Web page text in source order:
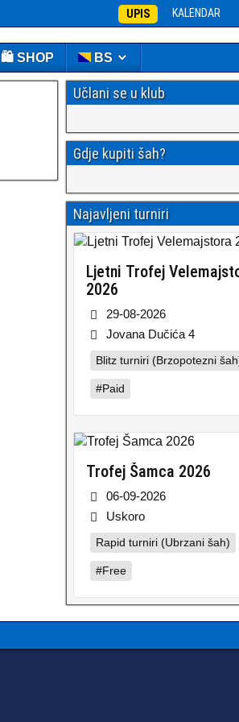
UPIS KALENDAR
🛍️ SHOP BS
Učlani se u klub
Gdje kupiti šah?
Najavljeni turniri
Ljetni Trofej
2026
29-08-2026
Jovana Dučića 4
Blitz turniri (Brzopotezni
#Paid
Trofej Šamca 2026
06-09-2026
Uskoro
Rapid turniri (Ubrzani šah)
#Free